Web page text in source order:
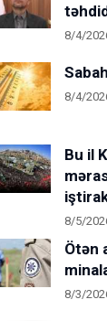
8/4/
8/4/
Bu il
8/5/
Ötən
8/3/